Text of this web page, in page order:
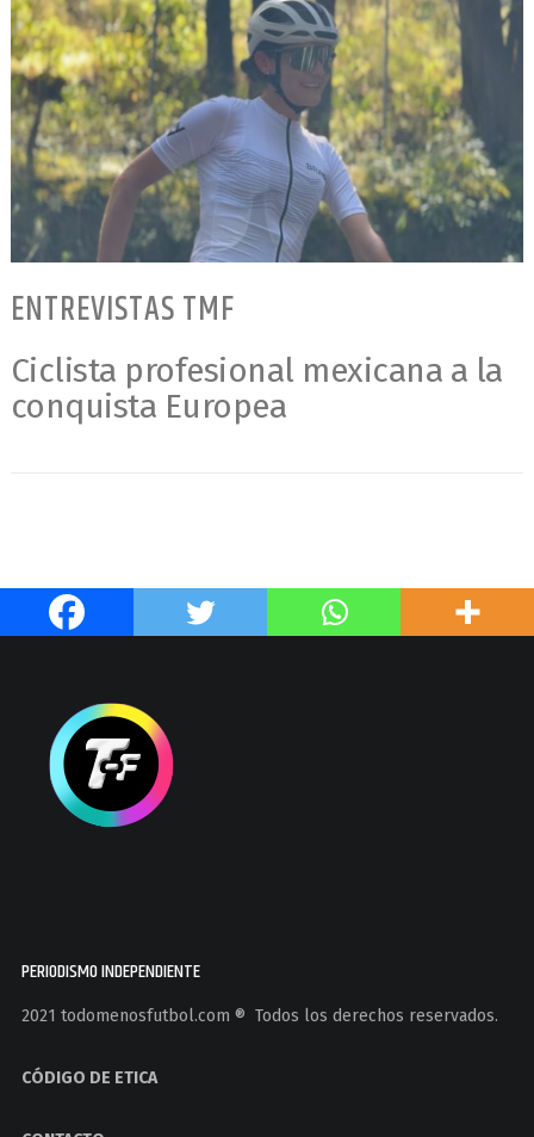
ENTREVISTAS TMF
Ciclista profesional mexicana a la
conquista Europea
PERIODISMO INDEPENDIENTE
2021 todomenosfutbol.com ®️ Todos los derechos reservados.
CÓDIGO DE ETICA